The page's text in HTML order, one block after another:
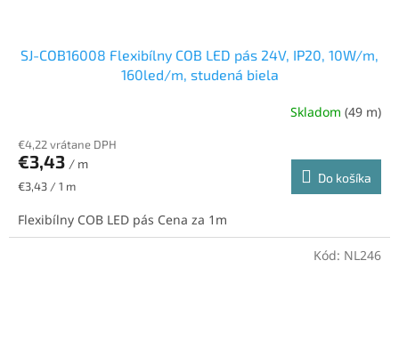
SJ-COB16008 Flexibílny COB LED pás 24V, IP20, 10W/m,
160led/m, studená biela
produktu
je
5,0
5
hviezdičiek.
Skladom(49 m)
€4,22 vrátane DPH
€3,43 / m
Jednotková
€3,43 / 1 m
Do košíka
Flexibílny COB LED pás Cena za 1m
Kód: NL246